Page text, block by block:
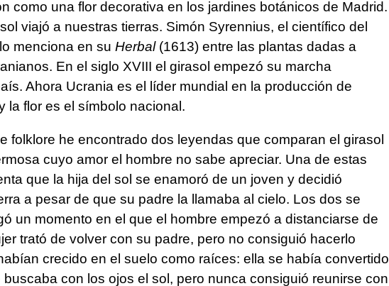
como una flor decorativa en los jardines botánicos de Madrid.
viajó a nuestras tierras. Simón Syrennius, el científico del
menciona en su Herbal(1613) entre las plantas dadas a
En el siglo XVIII el girasol empezó su marcha
Ahora Ucrania es el líder mundial en la producción de
la flor es el símbolo nacional.
folklore he encontrado dos leyendas que comparan el girasol
cuyo amor el hombre no sabe apreciar. Una de estas
que la hija del sol se enamoró de un joven y decidió
a pesar de que su padre la llamaba al cielo. Los dos se
un momento en el que el hombre empezó a distanciarse de
trató de volver con su padre, pero no consiguió hacerlo
crecido en el suelo como raíces: ella se había convertido
con los ojos el sol, pero nunca consiguió reunirse con